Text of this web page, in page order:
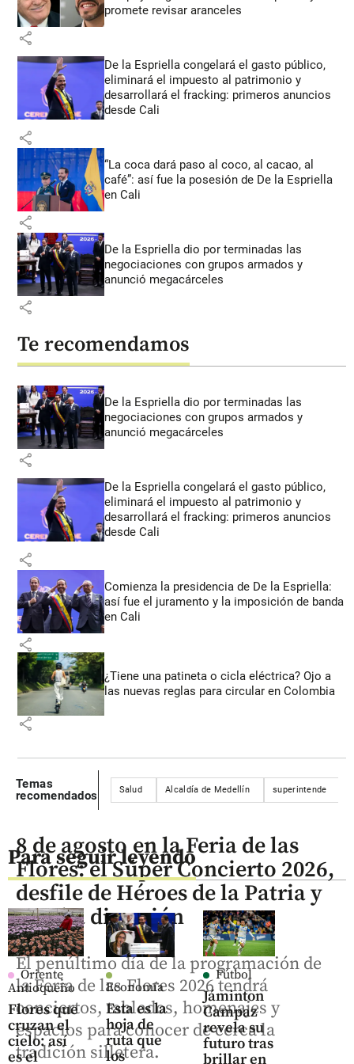
promete revisar aranceles
share
De la Espriella congelará el gasto público,
eliminará el impuesto al patrimonio y
desarrollará el fracking: primeros anuncios
desde Cali
share
“La coca dará paso al coco, al cacao, al
café”: así fue la posesión de De la Espriella
en Cali
share
De la Espriella dio por terminadas las
negociaciones con grupos armados y
anunció megacárceles
share
Te recomendamos
De la Espriella dio por terminadas las
negociaciones con grupos armados y
anunció megacárceles
share
De la Espriella congelará el gasto público,
eliminará el impuesto al patrimonio y
desarrollará el fracking: primeros anuncios
desde Cali
share
Comienza la presidencia de De la Espriella:
así fue el juramento y la imposición de banda
en Cali
share
¿Tiene una patineta o cicla eléctrica? Ojo a
las nuevas reglas para circular en Colombia
share
Temas
recomendados
Salud Alcaldía de Medellín superintende
Para seguir leyendo
Oriente
Antioqueño
Flores que
cruzan el
cielo: así
es el
Economía
Esta es la
hoja de
ruta que
los
Fútbol
Jáminton
Campaz
revela su
futuro tras
brillar en
8 de agosto en la Feria de las
Flores: el Súper Concierto 2026,
desfile de Héroes de la Patria y
mucha diversión
El penúltimo día de la programación de
la Feria de las Flores 2026 tendrá
conciertos, tablados, homenajes y
espacios para conocer de cerca la
tradición silletera.